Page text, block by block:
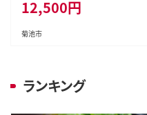
0日以内に出荷予定(土日祝除
く)》椎茸 しいたけ きのこ 粉末
出汁 調味料 熊本県産 九州産 送
12,500円
菊池市
ランキング